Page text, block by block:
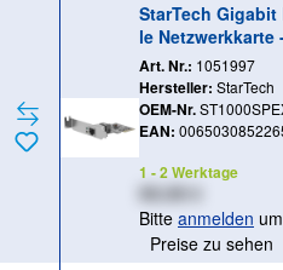
StarTech
le Netzwerkkarte
ter 10 / 100 /
e Low-Profile -
Art. Nr.: 1051997
Hersteller: StarTech
OEM-Nr.
EAN:
1 - 2 Werktage
Bitte anmelden um
Preise zu sehen